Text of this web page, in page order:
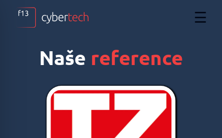
☰
Naše reference